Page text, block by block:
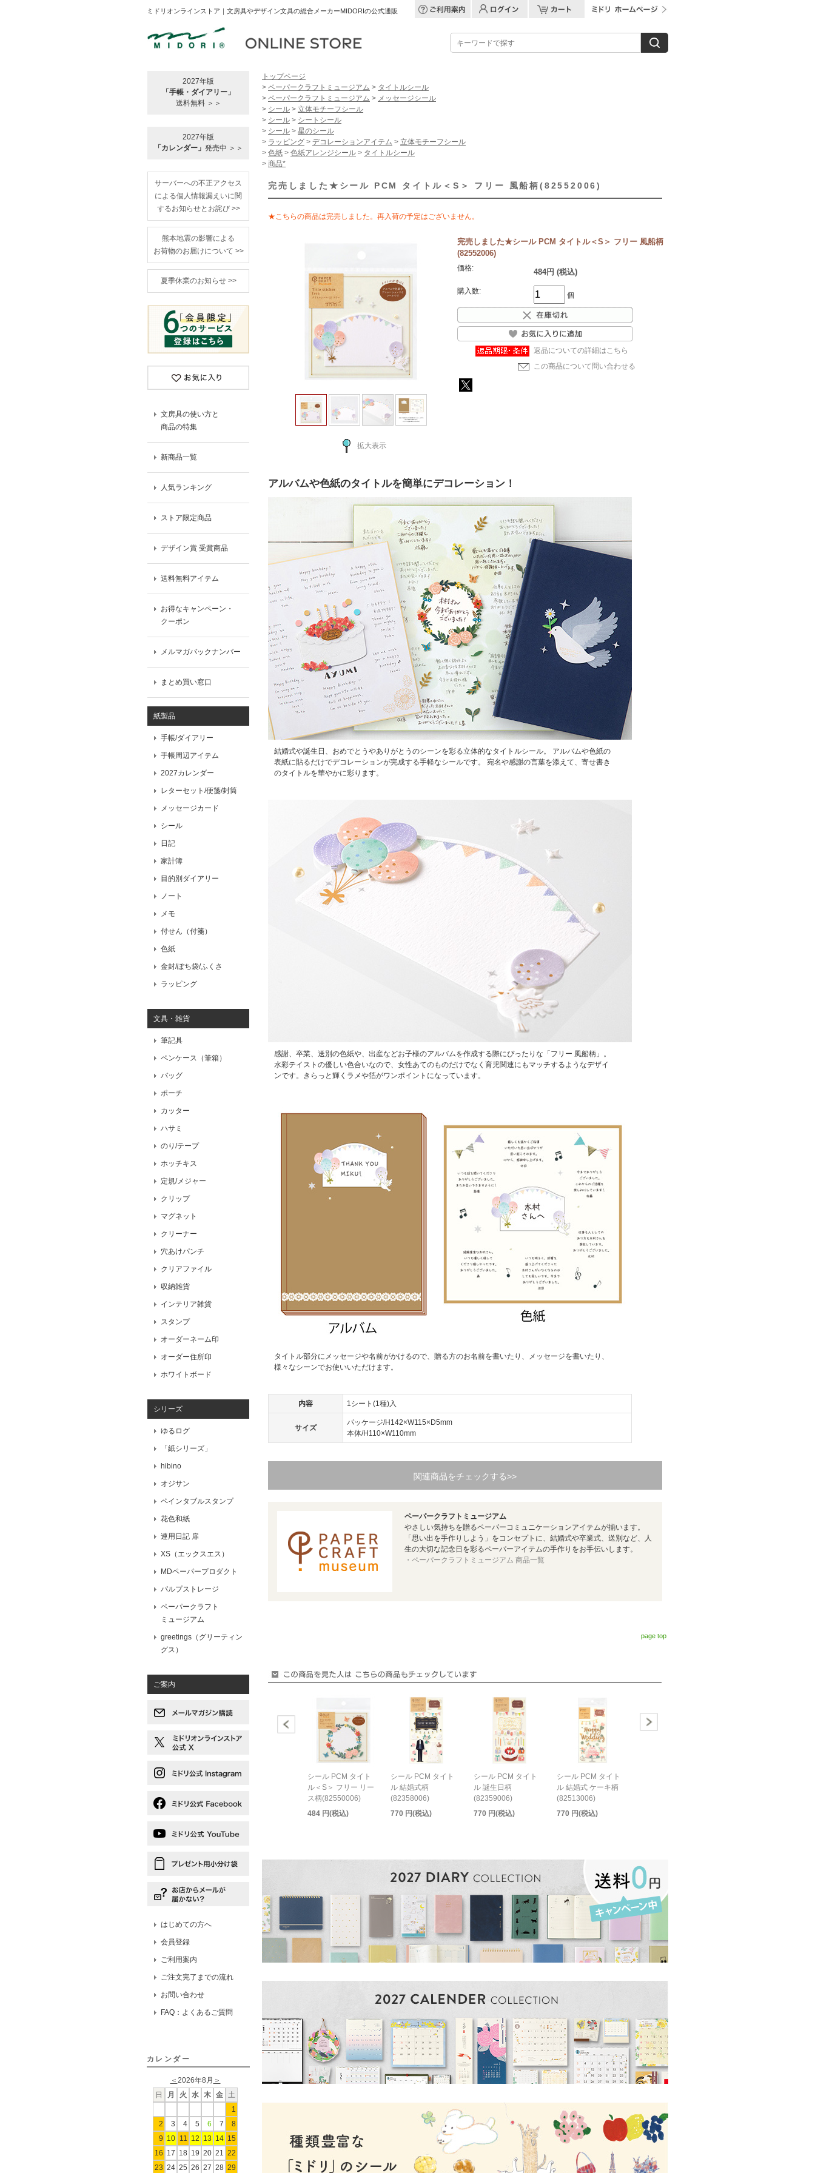
ミドリオンラインストア｜文房具やデザイン文具の総合メーカーMIDORIの公式通販
2027年版
「手帳・ダイアリー」
送料無料 ＞＞
2027年版
「カレンダー」 発売中 ＞＞
サーバーへの不正アクセス
による個人情報漏えいに関
するお知らせとお詫び >>
熊本地震の影響による
お荷物のお届けについて >>
夏季休業のお知らせ >>
文房具の使い方と
商品の特集
新商品一覧
人気ランキング
ストア限定商品
デザイン賞 受賞商品
送料無料アイテム
お得なキャンペーン・
クーポン
メルマガバックナンバー
まとめ買い窓口
紙製品
手帳/ダイアリー
手帳周辺アイテム
2027カレンダー
レターセット/便箋/封筒
メッセージカード
シール
日記
家計簿
目的別ダイアリー
ノート
メモ
付せん（付箋）
色紙
金封/ぽち袋/ふくさ
ラッピング
文具・雑貨
筆記具
ペンケース（筆箱）
バッグ
ポーチ
カッター
ハサミ
のり/テープ
ホッチキス
定規/メジャー
クリップ
マグネット
クリーナー
穴あけパンチ
クリアファイル
収納雑貨
インテリア雑貨
スタンプ
オーダーネーム印
オーダー住所印
ホワイトボード
シリーズ
ゆるログ
「紙シリーズ」
hibino
オジサン
ペインタブルスタンプ
花色和紙
連用日記 扉
XS（エックスエス）
MDペーパープロダクト
パルプストレージ
ペーパークラフト
ミュージアム
greetings（グリーティン
グス）
ご案内
はじめての方へ
会員登録
ご利用案内
ご注文完了までの流れ
お問い合わせ
FAQ：よくあるご質問
カレンダー
＜ 2026年8月 ＞
日
月 火 水 木 金
土
1
2
3 4 5 6 7
8
9 10 11 12 13 14 15
16 17 18 19 20 21
22
23 24 25 26 27 28 29
トップページ
> ペーパークラフトミュージアム > タイトルシール
> ペーパークラフトミュージアム > メッセージシール
> シール > 立体モチーフシール
> シール > シートシール
> シール > 星のシール
> ラッピング > デコレーションアイテム > 立体モチーフシール
> 色紙 > 色紙アレンジシール > タイトルシール
> 商品*
完売しました★シール PCM タイトル＜S＞ フリー 風船柄(82552006)
★こちらの商品は完売しました。再入荷の予定はございません。
拡大表示
完売しました★シール PCM タイトル＜S＞ フリー 風船柄
(82552006)
価格: 484円 (税込)
購入数: 個
返品についての詳細はこちら
この商品について問い合わせる
アルバムや色紙のタイトルを簡単にデコレーション！
結婚式や誕生日、おめでとうやありがとうのシーンを彩る立体的なタイトルシール。 アルバムや色紙の
表紙に貼るだけでデコレーションが完成する手軽なシールです。 宛名や感謝の言葉を添えて、寄せ書き
のタイトルを華やかに彩ります。
感謝、卒業、送別の色紙や、出産などお子様のアルバムを作成する際にぴったりな「フリー 風船柄」。
水彩テイストの優しい色合いなので、女性あてのものだけでなく育児関連にもマッチするようなデザイ
ンです。きらっと輝くラメや箔がワンポイントになっています。
タイトル部分にメッセージや名前がかけるので、贈る方のお名前を書いたり、メッセージを書いたり、
様々なシーンでお使いいただけます。
内容 1シート(1種)入
サイズ
パッケージ/H142×W115×D5mm
本体/H110×W110mm
関連商品をチェックする>>
ペーパークラフトミュージアム
やさしい気持ちを贈るペーパーコミュニケーションアイテムが揃います。
「思い出を手作りしよう」をコンセプトに、結婚式や卒業式、送別など、人
生の大切な記念日を彩るペーパーアイテムの手作りをお手伝いします。
・ペーパークラフトミュージアム 商品一覧
page top
シール PCM タイト
ル＜S＞ フリー リー
ス柄(82550006)
484 円(税込)
シール PCM タイト
ル 結婚式柄
(82358006)
770 円(税込)
シール PCM タイト
ル 誕生日柄
(82359006)
770 円(税込)
シール PCM タイト
ル 結婚式 ケーキ柄
(82513006)
770 円(税込)